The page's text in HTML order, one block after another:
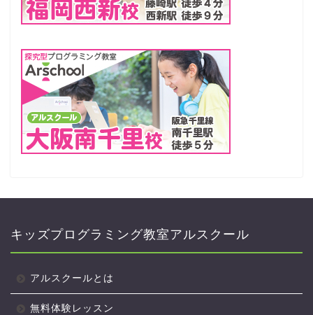
キッズプログラミング教室アルスクール
アルスクールとは
無料体験レッスン